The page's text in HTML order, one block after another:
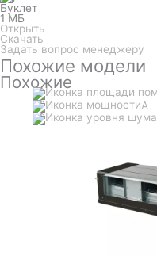
Буклет
1 МБ
Открыть
Скачать
Задать вопрос менеджеру
Похожие модели
Похожие
A